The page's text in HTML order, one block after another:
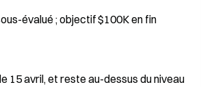
; objectif $100K en fin
15 avril, et reste au-dessus du niveau